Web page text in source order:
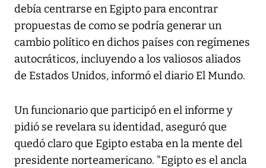
debía centrarse en Egipto para encontrar
propuestas de como se podría generar un
cambio político en dichos países con regímenes
autocráticos, incluyendo a los valiosos aliados
de Estados Unidos, informó el diario El Mundo.
Un funcionario que participó en el informe y
pidió se revelara su identidad, aseguró que
quedó claro que Egipto estaba en la mente del
presidente norteamericano. "Egipto es el ancla